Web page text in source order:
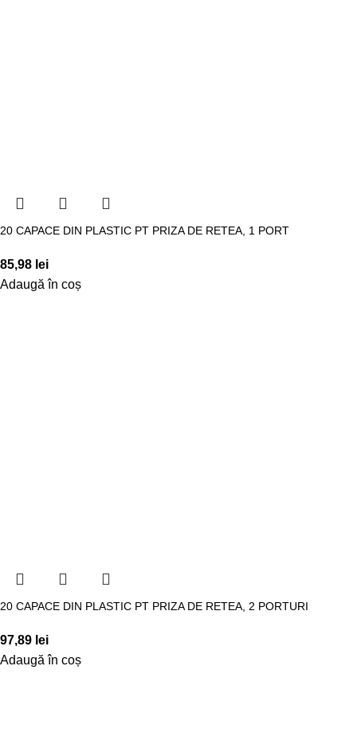
20 CAPACE DIN PLASTIC PT PRIZA DE RETEA, 1 PORT
85,98 lei
Adaugă în coș
20 CAPACE DIN PLASTIC PT PRIZA DE RETEA, 2 PORTURI
97,89 lei
Adaugă în coș